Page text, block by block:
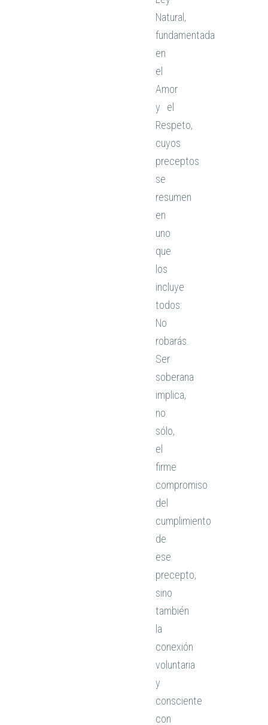
Natural,
fundamentada
en
el
Amor
y el
Respeto,
cuyos
preceptos
se
resumen
en
uno
que
los
incluye
todos:
No
robarás.
Ser
soberana
implica,
no
sólo,
el
firme
compromiso
del
cumplimiento
de
ese
precepto,
sino
también
la
conexión
voluntaria
y
consciente
con